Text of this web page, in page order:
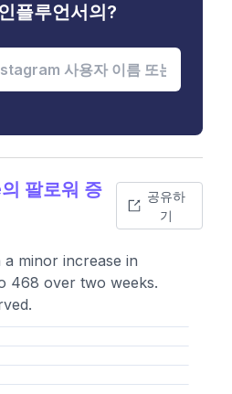
플루언서의?
팔로워 증
공유하
기
minor increase in
468 over two weeks.